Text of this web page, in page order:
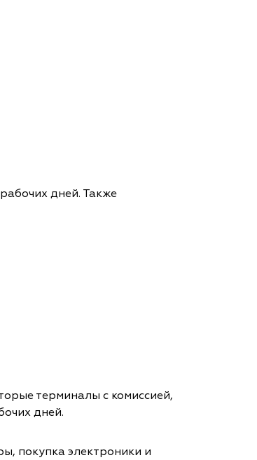
дней. Также
терминалы с комиссией,
дней.
покупка электроники и